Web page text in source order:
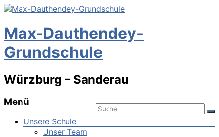
Max-Dauthendey-
Grundschule
Würzburg – Sanderau
Menü
Unsere Schule
Unser Team